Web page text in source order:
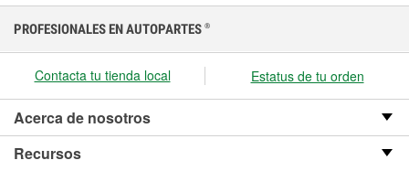
PROFESIONALES EN AUTOPARTES ®
Contacta tu tienda local Estatus de tu orden
Acerca de nosotros
Recursos